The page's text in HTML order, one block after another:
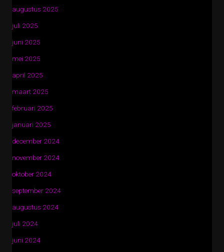
augustus 2025
juli 2025
juni 2025
mei 2025
april 2025
maart 2025
februari 2025
januari 2025
december 2024
november 2024
oktober 2024
september 2024
augustus 2024
juli 2024
juni 2024